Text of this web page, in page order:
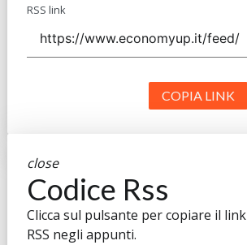
RSS link
COPIA LINK
close
Codice Rss
Clicca sul pulsante per copiare il link
RSS negli appunti.